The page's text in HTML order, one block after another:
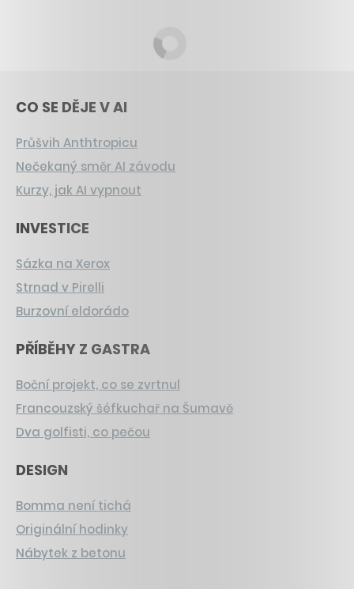
CO SE DĚJE V AI
Průšvih Anthtropicu
Nečekaný směr AI závodu
Kurzy, jak AI vypnout
INVESTICE
Sázka na Xerox
Strnad v Pirelli
Burzovní eldorádo
PŘÍBĚHY Z GASTRA
Boční projekt, co se zvrtnul
Francouzský šéfkuchař na Šumavě
Dva golfisti, co pečou
DESIGN
Bomma není tichá
Originální hodinky
Nábytek z betonu